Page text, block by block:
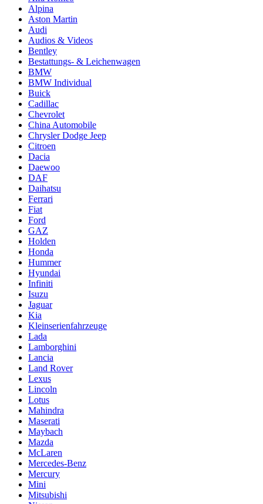
Alpina
Aston Martin
Audi
Audios & Videos
Bentley
Bestattungs- & Leichenwagen
BMW
BMW Individual
Buick
Cadillac
Chevrolet
China Automobile
Chrysler Dodge Jeep
Citroen
Dacia
Daewoo
DAF
Daihatsu
Ferrari
Fiat
Ford
GAZ
Holden
Honda
Hummer
Hyundai
Infiniti
Isuzu
Jaguar
Kia
Kleinserienfahrzeuge
Lada
Lamborghini
Lancia
Land Rover
Lexus
Lincoln
Lotus
Mahindra
Maserati
Maybach
Mazda
McLaren
Mercedes-Benz
Mercury
Mini
Mitsubishi